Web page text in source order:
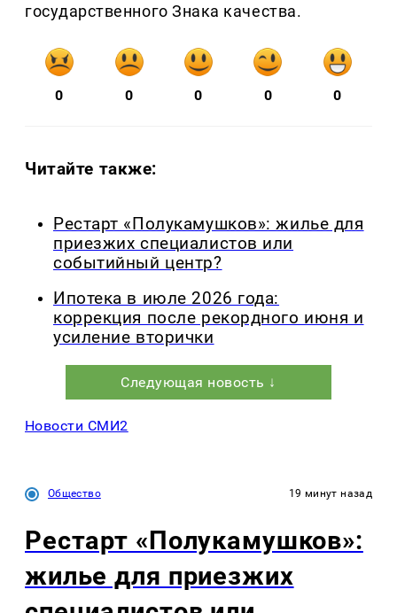
государственного Знака качества.
0 0 0 0 0
Читайте также:
Рестарт «Полукамушков»: жилье для
приезжих специалистов или
событийный центр?
Ипотека в июле 2026 года:
коррекция после рекордного июня и
усиление вторички
Следующая новость ↓
Новости СМИ2
Общество 19 минут назад
Рестарт «Полукамушков»:
жилье для приезжих